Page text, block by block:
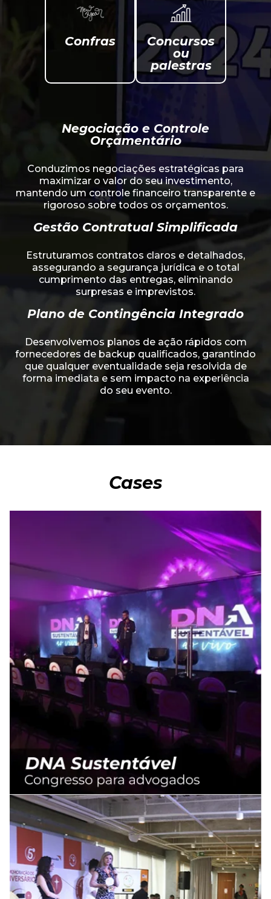
Confras
Concursos
ou
palestras
Negociação e Controle
Orçamentário
Conduzimos negociações estratégicas para
maximizar o valor do seu investimento,
mantendo um controle financeiro transparente e
rigoroso sobre todos os orçamentos.
Gestão Contratual Simplificada
Estruturamos contratos claros e detalhados,
assegurando a segurança jurídica e o total
cumprimento das entregas, eliminando
surpresas e imprevistos.
Plano de Contingência Integrado
Desenvolvemos planos de ação rápidos com
fornecedores de backup qualificados, garantindo
que qualquer eventualidade seja resolvida de
forma imediata e sem impacto na experiência
do seu evento.
Cases